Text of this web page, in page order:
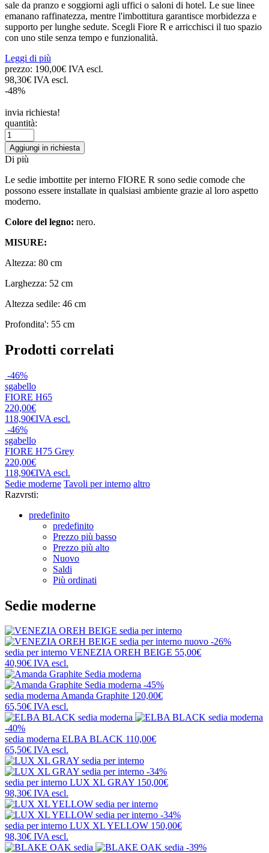
sale da pranzo e soggiorni agli uffici o saloni di hotel. Le sue linee
emanano raffinatezza, mentre l'imbottitura garantisce morbidezza e
supporto per lunghe sedute. Scegli Fiore R e arricchisci il tuo spazio
con uno stile senza tempo e funzionalità.
Leggi di più
prezzo: 190,00€ IVA escl.
98,30€ IVA escl.
-48%
invia richiesta!
quantità:
Aggiungi in richiesta
Di più
Le sedie imbottite per interno FIORE R sono sedie comode che
possono essere installate in qualsiasi ambiente grazie al loro aspetto
moderno.
Colore del legno: nero.
MISURE:
Altezza: 80 cm
Larghezza: 52 cm
Altezza sedile: 46 cm
Profondita': 55 cm
Prodotti correlati
-46%
sgabello
FIORE H65
220,00€
118,90€IVA escl.
-46%
sgabello
FIORE H75 Grey
220,00€
118,90€IVA escl.
Sedie moderne Tavoli per interno altro
Razvrsti:
predefinito
predefinito
Prezzo più basso
Prezzo più alto
Nuovo
Saldi
Più ordinati
Sedie moderne
nuovo -26%
sedia per interno VENEZIA OREH BEIGE 55,00€
40,90€ IVA escl.
-45%
sedia modernaAmanda Graphite 120,00€
65,50€ IVA escl.
-40%
sedia moderna ELBA BLACK 110,00€
65,50€ IVA escl.
-34%
sedia per interno LUX XL GRAY 150,00€
98,30€ IVA escl.
-34%
sedia per interno LUX XL YELLOW 150,00€
98,30€ IVA escl.
-39%